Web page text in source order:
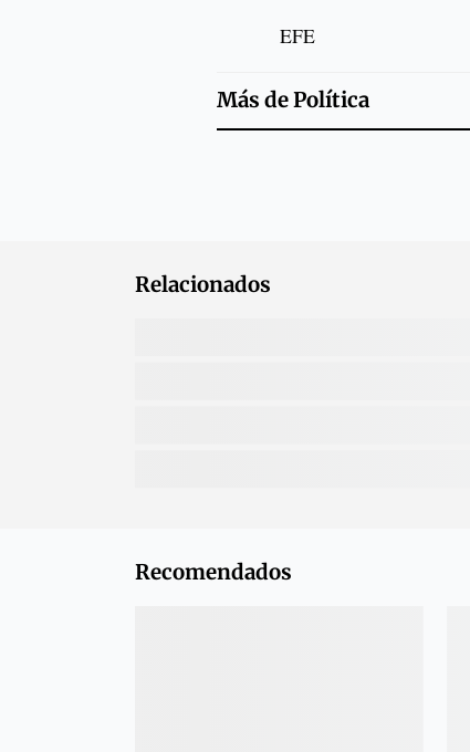
EFE
Más dePolítica
Relacionados
Recomendados